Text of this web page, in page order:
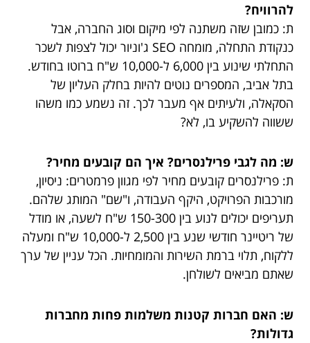
להרוויח?
ת: כמובן שזה משתנה לפי מיקום וסוג החברה, אבל
כנקודת התחלה, מומחה SEO ג'וניור יכול לצפות לשכר
התחלתי שינוע בין 6,000 ל-10,000 ש"ח ברוטו בחודש.
בתל אביב, המספרים נוטים להיות בחלק העליון של
הסקאלה, ולעיתים אף מעבר לכך. זה נשמע כמו משהו
ששווה להשקיע בו, לא?
ש: מה לגבי פרילנסרים? איך הם קובעים מחיר?
ת: פרילנסרים קובעים מחיר לפי מגוון פרמטרים: ניסיון,
מורכבות הפרויקט, היקף העבודה, ו"שם" המותג שלהם.
תעריפים יכולים לנוע בין 150-300 ש"ח לשעה, או מודל
של ריטיינר חודשי שנע בין 2,500 ל-10,000 ש"ח ומעלה
ללקוח, תלוי ברמת השירות והמומחיות. הכל עניין של ערך
שאתם מביאים לשולחן.
ש: האם חברות קטנות משלמות פחות מחברות
גדולות?